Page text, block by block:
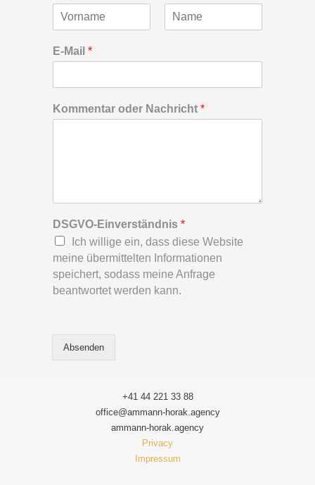
o
r
m
e
a
m
e
E-Mail *
Kommentar oder Nachricht *
DSGVO-Einverständnis *
Ich willige ein, dass diese Website
meine übermittelten Informationen
speichert, sodass meine Anfrage
beantwortet werden kann.
Absenden
+41 44 221 33 88
office@ammann-horak.agency
ammann-horak.agency
Privacy
Impressum